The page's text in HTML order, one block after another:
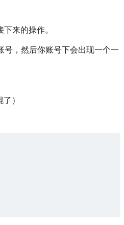
来的操作。
，然后你账号下会出现一个一
）